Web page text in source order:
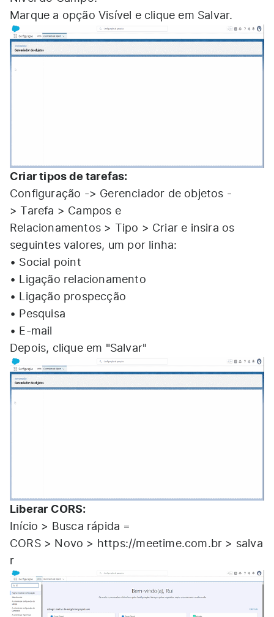
Marque a opção Visível e clique em Salvar.
Criar tipos de tarefas:
Configuração -> Gerenciador de objetos -
> Tarefa > Campos e
Relacionamentos > Tipo > Criar e insira os
seguintes valores, um por linha:
• Social point
• Ligação relacionamento
• Ligação prospecção
• Pesquisa
• E-mail
Depois, clique em "Salvar"
Liberar CORS:
Início > Busca rápida =
CORS > Novo >
https://meetime.com.br > salva
r